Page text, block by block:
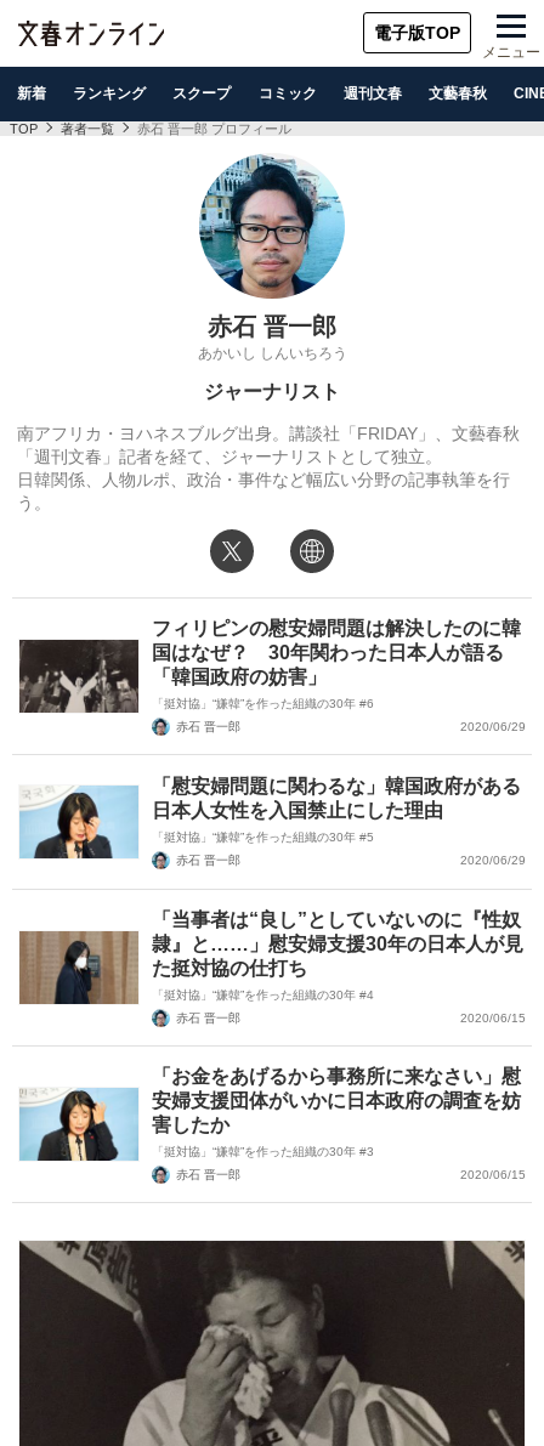
電子版TOP
メニュー
新着 ランキング スクープ コミック 週刊文春 文藝春秋
TOP 著者一覧 赤石 晋一郎 プロフィール
赤石 晋一郎
あかいし しんいちろう
ジャーナリスト
南アフリカ・ヨハネスブルグ出身。講談社「FRIDAY」、 文藝春秋
「週刊文春」記者を経て、ジャーナリストとして独立。
日韓関係、人物ルポ、政治・ 事件など幅広い分野の記事執筆を行
う。
フィリピンの慰安婦問題は解決したのに韓
国はなぜ？ 30年関わった日本人が語る
「韓国政府の妨害」
「挺対協」“嫌韓”を作った組織の30年 #6
赤石 晋一郎
2020/06/29
「慰安婦問題に関わるな」韓国政府がある
日本人女性を入国禁止にした理由
「挺対協」“嫌韓”を作った組織の30年 #5
赤石 晋一郎
2020/06/29
「当事者は“良し”としていないのに『性奴
隷』と……」慰安婦支援30年の日本人が見
た挺対協の仕打ち
「挺対協」“嫌韓”を作った組織の30年 #4
赤石 晋一郎
2020/06/15
「お金をあげるから事務所に来なさい」慰
安婦支援団体がいかに日本政府の調査を妨
害したか
「挺対協」“嫌韓”を作った組織の30年 #3
赤石 晋一郎
2020/06/15